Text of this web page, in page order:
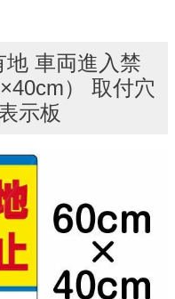
車両進入禁
） 取付穴
示板